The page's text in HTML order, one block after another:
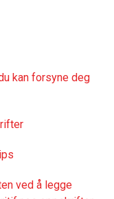
kan forsyne deg
ved å legge